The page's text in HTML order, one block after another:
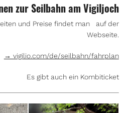
zur Seilbahn am Vigiljoch
und Preise findet man auf der
Webseite.
→ vigilio.com/de/seilbahn/fahrplan
Es gibt auch ein Kombiticket